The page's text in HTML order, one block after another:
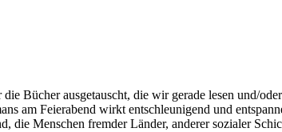
Bücher ausgetauscht, die wir gerade lesen und/
am Feierabend wirkt entschleunigend und
die Menschen fremder Länder, anderer sozialer